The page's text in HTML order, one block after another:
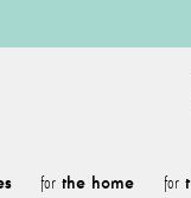
for the home for